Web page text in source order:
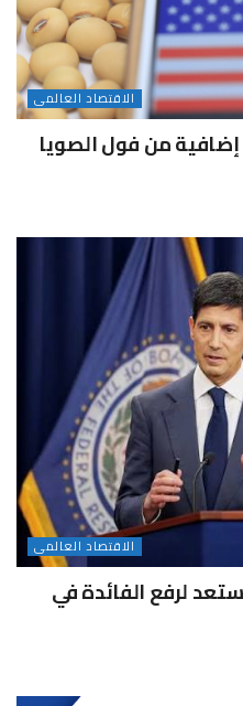
الاقتصاد العالمى
على 13 شحنة إضافية من فول الصويا
الاقتصاد العالمى
لرفع الفائدة في